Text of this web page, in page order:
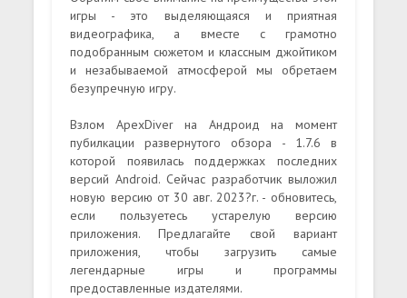
игры - это выделяющаяся и приятная
видеографика, а вместе с грамотно
подобранным сюжетом и классным джойтиком
и незабываемой атмосферой мы обретаем
безупречную игру.
Взлом ApexDiver на Андроид на момент
пубилкации развернутого обзора - 1.7.6 в
которой появилась поддержках последних
версий Android. Сейчас разработчик выложил
новую версию от 30 авг. 2023?г. - обновитесь,
если пользуетесь устарелую версию
приложения. Предлагайте свой вариант
приложения, чтобы загрузить самые
легендарные игры и программы
предоставленные издателями.